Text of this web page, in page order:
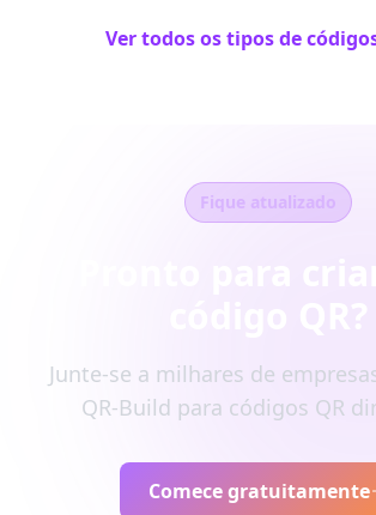
Ver todos os tipos de
Fique atualizado
Junte-se a milhares de
QR-Build para códigos QR
Comece gratuitamente